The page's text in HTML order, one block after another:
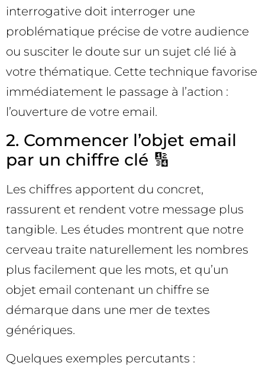
interrogative doit interroger une
problématique précise de votre audience
ou susciter le doute sur un sujet clé lié à
votre thématique. Cette technique favorise
immédiatement le passage à l’action :
l’ouverture de votre email.
2. Commencer l’objet email
par un chiffre clé 🔢
Les chiffres apportent du concret,
rassurent et rendent votre message plus
tangible. Les études montrent que notre
cerveau traite naturellement les nombres
plus facilement que les mots, et qu’un
objet email contenant un chiffre se
démarque dans une mer de textes
génériques.
Quelques exemples percutants :